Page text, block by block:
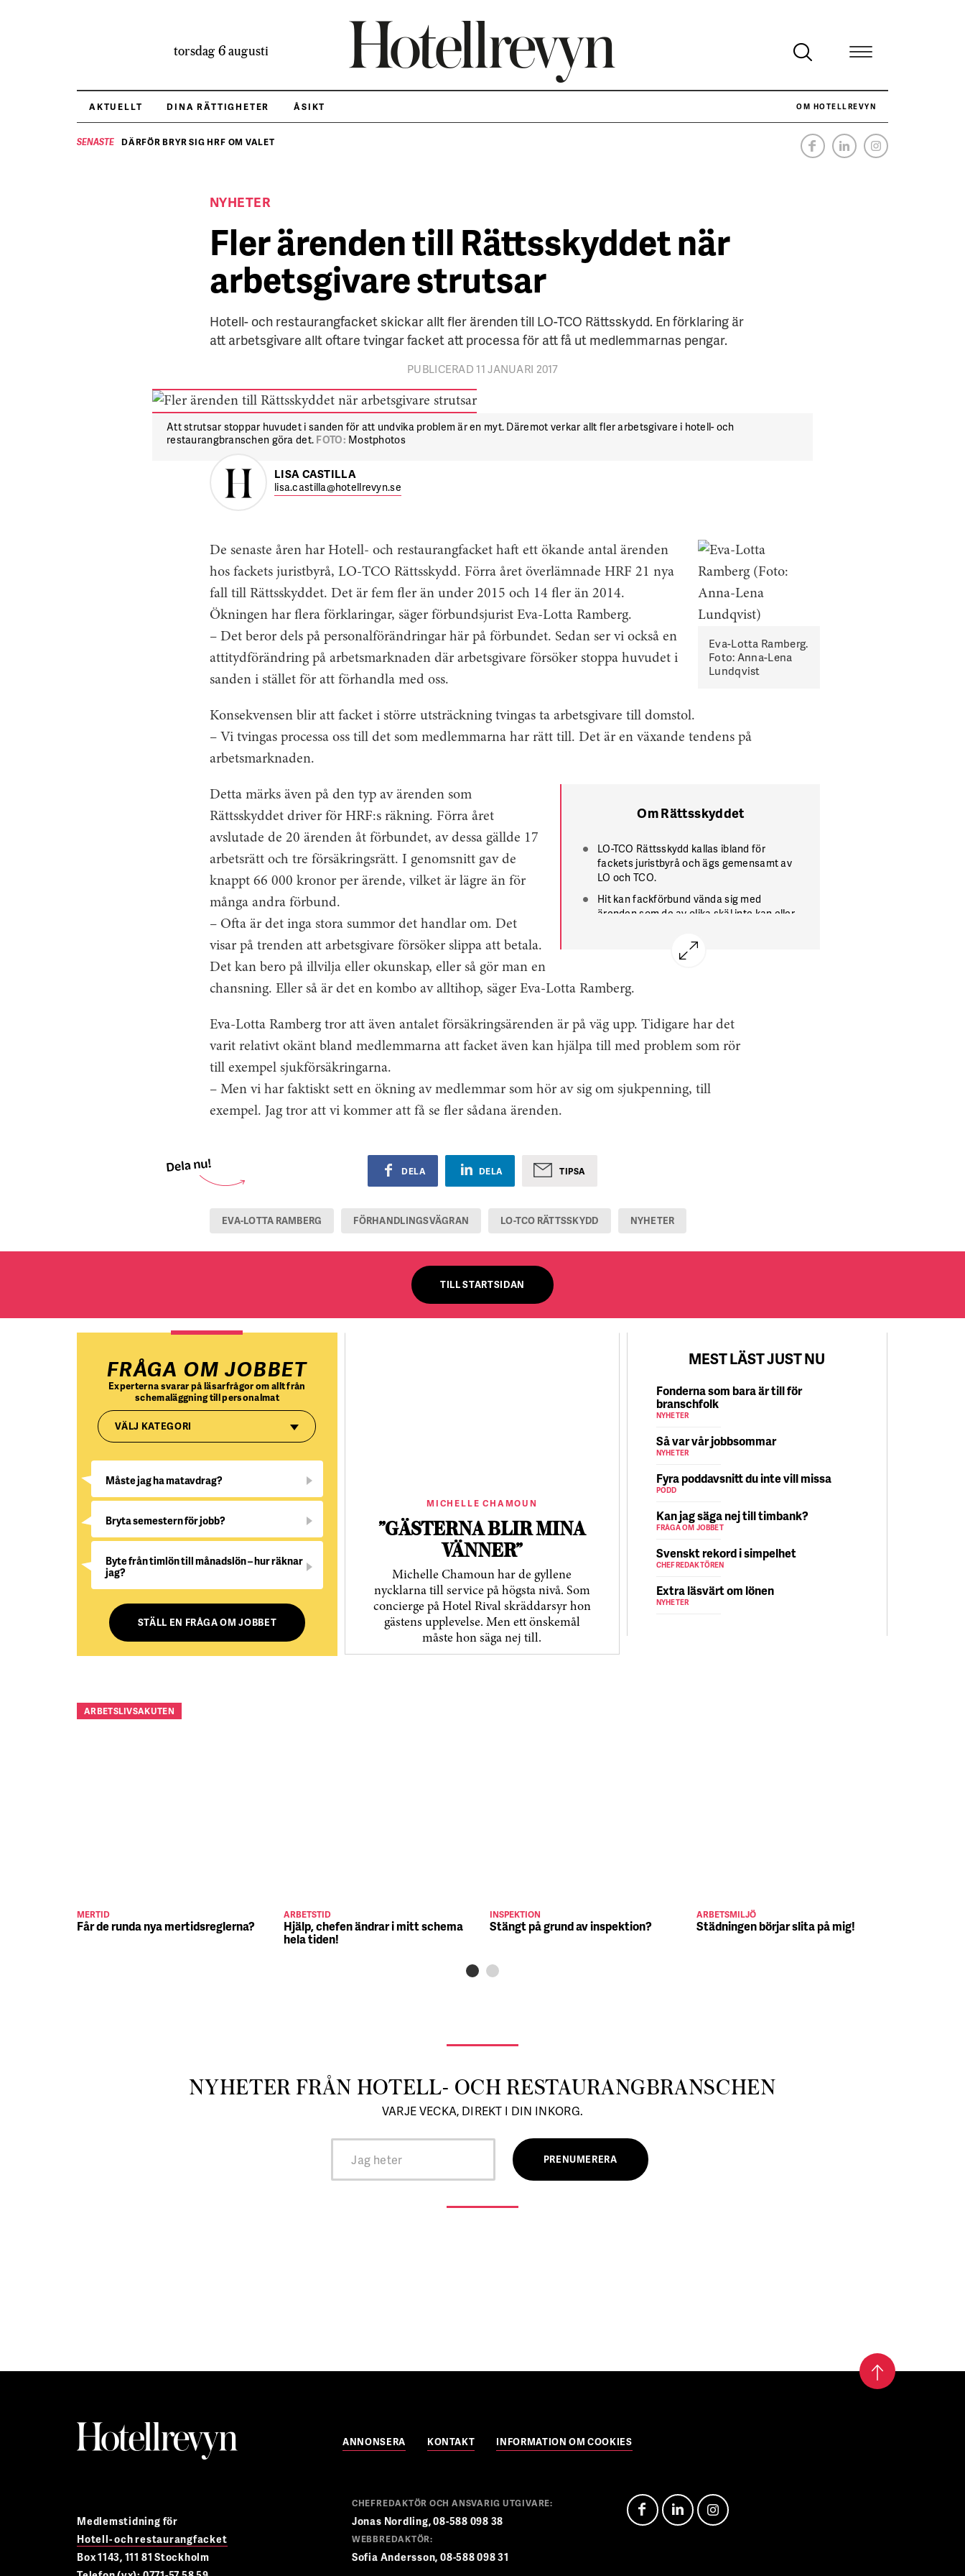
torsdag 6 augusti
AKTUELLT DINA RÄTTIGHETER ÅSIKT OM HOTELLREVYN
SENASTE DÄRFÖR BRYR SIG HRF OM VALET NÄR HOTELLREVYN SLOG SVENSKT REKORD I SIMPELHET
NYHETER
Fler ärenden till Rättsskyddet när
arbetsgivare strutsar
Hotell- och restaurangfacket skickar allt fler ärenden till LO-TCO Rättsskydd. En förklaring är
att arbetsgivare allt oftare tvingar facket att processa för att få ut medlemmarnas pengar.
PUBLICERAD 11 JANUARI 2017
Att strutsar stoppar huvudet i sanden för att undvika problem är en myt. Däremot verkar allt fler arbetsgivare i hotell- och
restaurangbranschen göra det. FOTO: Mostphotos
LISA CASTILLA
lisa.castilla@hotellrevyn.se
Eva-Lotta Ramberg.
Foto: Anna-Lena
Lundqvist
De senaste åren har Hotell- och restaurangfacket haft ett ökande antal ärenden
hos fackets juristbyrå, LO-TCO Rättsskydd. Förra året överlämnade HRF 21 nya
fall till Rättsskyddet. Det är fem fler än under 2015 och 14 fler än 2014.
Ökningen har flera förklaringar, säger förbundsjurist Eva-Lotta Ramberg.
– Det beror dels på personalförändringar här på förbundet. Sedan ser vi också en
attitydförändring på arbetsmarknaden där arbetsgivare försöker stoppa huvudet i
sanden i stället för att förhandla med oss.
Konsekvensen blir att facket i större utsträckning tvingas ta arbetsgivare till domstol.
– Vi tvingas processa oss till det som medlemmarna har rätt till. Det är en växande tendens på
arbetsmarknaden.
Om Rättsskyddet
LO-TCO Rättsskydd kallas ibland för
fackets juristbyrå och ägs gemensamt av
LO och TCO.
Hit kan fackförbund vända sig med
ärenden som de av olika skäl inte kan eller
Fackmedlemmar som behöver juridisk
hjälp måste först kontakta sitt eget
Rättsskyddet om det behövs.
driver ärenden.
Detta märks även på den typ av ärenden som
Rättsskyddet driver för HRF:s räkning. Förra året
avslutade de 20 ärenden åt förbundet, av dessa gällde 17
arbetsrätt och tre försäkringsrätt. I genomsnitt gav de
knappt 66 000 kronor per ärende, vilket är lägre än för
många andra förbund.
– Ofta är det inga stora summor det handlar om. Det
visar på trenden att arbetsgivare försöker slippa att betala.
Det kan bero på illvilja eller okunskap, eller så gör man en
chansning. Eller så är det en kombo av alltihop, säger Eva-Lotta Ramberg.
Eva-Lotta Ramberg tror att även antalet försäkringsärenden är på väg upp. Tidigare har det
varit relativt okänt bland medlemmarna att facket även kan hjälpa till med problem som rör
till exempel sjukförsäkringarna.
– Men vi har faktiskt sett en ökning av medlemmar som hör av sig om sjukpenning, till
exempel. Jag tror att vi kommer att få se fler sådana ärenden.
DELA DELA TIPSA
EVA-LOTTA RAMBERG FÖRHANDLINGSVÄGRAN LO-TCO RÄTTSSKYDD NYHETER
TILL STARTSIDAN
FRÅGA OM JOBBET
Experterna svarar på läsarfrågor om allt från
schemaläggning till personalmat
VÄLJ KATEGORI
Måste jag ha matavdrag?
Bryta semestern för jobb?
Byte från timlön till månadslön – hur räknar
jag?
STÄLL EN FRÅGA OM JOBBET
MICHELLE CHAMOUN
”GÄSTERNA BLIR MINA
VÄNNER”
Michelle Chamoun har de gyllene
nycklarna till service på högsta nivå. Som
concierge på Hotel Rival skräddarsyr hon
gästens upp­levelse. Men ett önskemål
måste hon säga nej till.
MEST LÄST JUST NU
Fonderna som bara är till för
branschfolk
NYHETER
Så var vår jobbsommar
NYHETER
Fyra poddavsnitt du inte vill missa
PODD
Kan jag säga nej till timbank?
FRÅGA OM JOBBET
Svenskt rekord i simpelhet
CHEFREDAKTÖREN
Extra läsvärt om lönen
NYHETER
ARBETSLIVSAKUTEN
MERTID
Får de runda nya mertidsreglerna?
ARBETSTID
Hjälp, chefen ändrar i mitt schema
hela tiden!
INSPEKTION
Stängt på grund av inspektion?
ARBETSMILJÖ
Städningen börjar slita på mig!
NYHETER FRÅN HOTELL- OCH RESTAURANGBRANSCHEN
VARJE VECKA, DIREKT I DIN INKORG.
ANNONSERA KONTAKT INFORMATION OM COOKIES
Medlemstidning för
Hotell- och restaurangfacket
Box 1143, 111 81 Stockholm
CHEFREDAKTÖR OCH ANSVARIG UTGIVARE:
Jonas Nordling, 08-588 098 38
WEBBREDAKTÖR:
Sofia Andersson, 08-588 098 31